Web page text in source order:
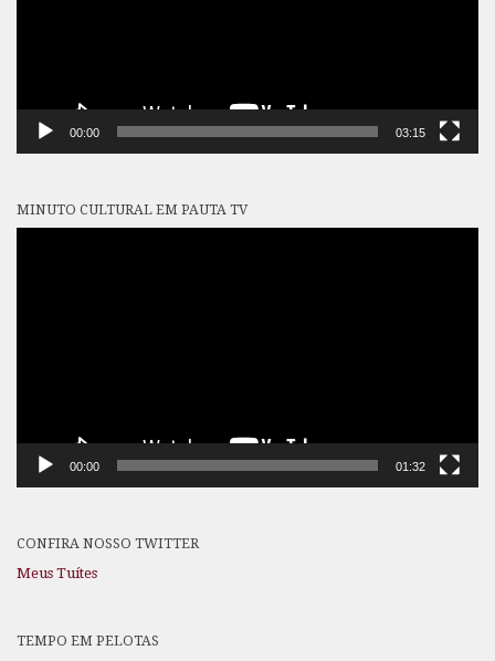
00:00 03:15
MINUTO CULTURAL EM PAUTA TV
00:00 01:32
CONFIRA NOSSO TWITTER
Meus Tuítes
TEMPO EM PELOTAS